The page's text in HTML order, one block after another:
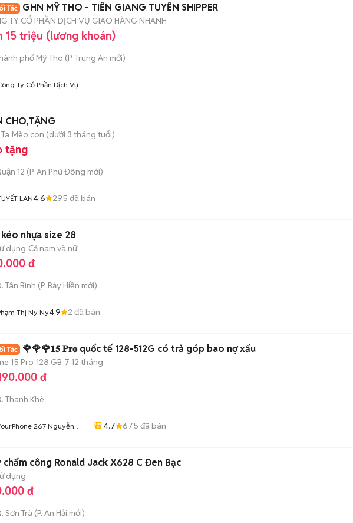
GHN MỸ THO - TIỀN GIANG TUYỂN SHIPPER
TY CỔ PHẦN DỊCH VỤ GIAO HÀNG NHANH
15 triệu (lương khoán)
phố Mỹ Tho (P. Trung An mới)
Ty Cổ Phần Dịch Vụ
CHO,TẶNG
Mèo con (dưới 3 tháng tuổi)
tặng
12 (P. An Phú Đông mới)
LAN4.6 295 đã bán
nhựa size 28
dụng Cả nam và nữ
đ
Tân Bình (P. Bảy Hiền mới)
Thị Ny Ny4.9 2 đã bán
🌹🌹🌹𝟏𝟓 𝐏𝐫𝐨 quốc tế 128-512G có trả góp bao nợ xấu
15 Pro 128 GB 7-12 tháng
đ
Thanh Khê
267 Nguyễn
4.7 675 đã bán
chấm công Ronald Jack X628 C Đen Bạc
dụng
đ
Sơn Trà (P. An Hải mới)